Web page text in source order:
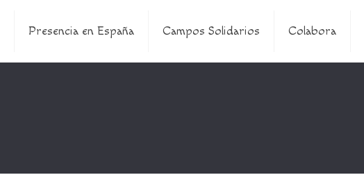
Presencia en España Campos Solidarios Colabora